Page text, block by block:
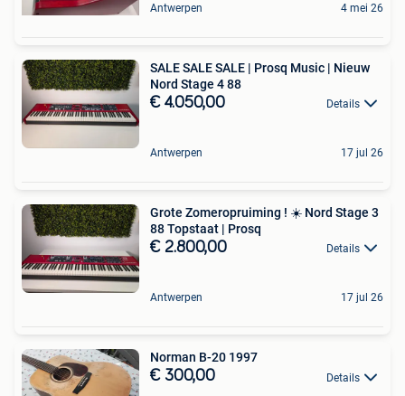
Antwerpen 4 mei 26
SALE SALE SALE | Prosq Music | Nieuw
Nord Stage 4 88 ️
€ 4.050,00 Details
Antwerpen 17 jul 26
Grote Zomeropruiming ! ☀️ Nord Stage 3
88 Topstaat | Prosq
€ 2.800,00 Details
Antwerpen 17 jul 26
Norman B-20 1997
€ 300,00 Details